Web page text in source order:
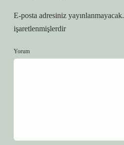
E-posta adresiniz yayınlanmayacak.
işaretlenmişlerdir
Yorum